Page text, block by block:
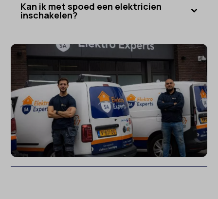
Kan ik met spoed een elektricien
inschakelen?